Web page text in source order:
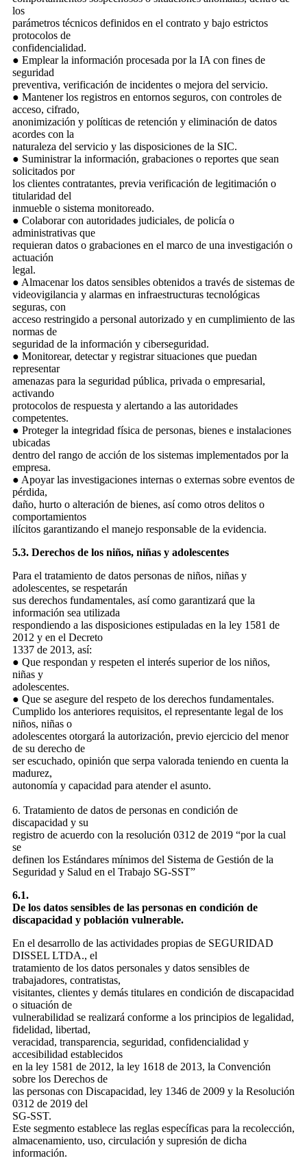
los
parámetros técnicos definidos en el contrato y bajo estrictos
protocolos de
confidencialidad.
● Emplear la información procesada por la IA con fines de
seguridad
preventiva, verificación de incidentes o mejora del servicio.
● Mantener los registros en entornos seguros, con controles de
acceso, cifrado,
anonimización y políticas de retención y eliminación de datos
acordes con la
naturaleza del servicio y las disposiciones de la SIC.
● Suministrar la información, grabaciones o reportes que sean
solicitados por
los clientes contratantes, previa verificación de legitimación o
titularidad del
inmueble o sistema monitoreado.
● Colaborar con autoridades judiciales, de policía o
administrativas que
requieran datos o grabaciones en el marco de una investigación o
actuación
legal.
● Almacenar los datos sensibles obtenidos a través de sistemas de
videovigilancia y alarmas en infraestructuras tecnológicas
seguras, con
acceso restringido a personal autorizado y en cumplimiento de las
normas de
seguridad de la información y ciberseguridad.
● Monitorear, detectar y registrar situaciones que puedan
representar
amenazas para la seguridad pública, privada o empresarial,
activando
protocolos de respuesta y alertando a las autoridades
competentes.
● Proteger la integridad física de personas, bienes e instalaciones
ubicadas
dentro del rango de acción de los sistemas implementados por la
empresa.
● Apoyar las investigaciones internas o externas sobre eventos de
pérdida,
daño, hurto o alteración de bienes, así como otros delitos o
comportamientos
ilícitos garantizando el manejo responsable de la evidencia.
5.3. Derechos de los niños, niñas y adolescentes
Para el tratamiento de datos personas de niños, niñas y
adolescentes, se respetarán
sus derechos fundamentales, así como garantizará que la
información sea utilizada
respondiendo a las disposiciones estipuladas en la ley 1581 de
2012 y en el Decreto
1337 de 2013, así:
● Que respondan y respeten el interés superior de los niños,
niñas y
adolescentes.
● Que se asegure del respeto de los derechos fundamentales.
Cumplido los anteriores requisitos, el representante legal de los
niños, niñas o
adolescentes otorgará la autorización, previo ejercicio del menor
de su derecho de
ser escuchado, opinión que serpa valorada teniendo en cuenta la
madurez,
autonomía y capacidad para atender el asunto.
6. Tratamiento de datos de personas en condición de
discapacidad y su
registro de acuerdo con la resolución 0312 de 2019 “por la cual
se
definen los Estándares mínimos del Sistema de Gestión de la
Seguridad y Salud en el Trabajo SG-SST”
6.1.
De los datos sensibles de las personas en condición de
discapacidad y población vulnerable.
En el desarrollo de las actividades propias de SEGURIDAD
DISSEL LTDA., el
tratamiento de los datos personales y datos sensibles de
trabajadores, contratistas,
visitantes, clientes y demás titulares en condición de discapacidad
o situación de
vulnerabilidad se realizará conforme a los principios de legalidad,
fidelidad, libertad,
veracidad, transparencia, seguridad, confidencialidad y
accesibilidad establecidos
en la ley 1581 de 2012, la ley 1618 de 2013, la Convención
sobre los Derechos de
las personas con Discapacidad, ley 1346 de 2009 y la Resolución
0312 de 2019 del
SG-SST.
Este segmento establece las reglas específicas para la recolección,
almacenamiento, uso, circulación y supresión de dicha
información.